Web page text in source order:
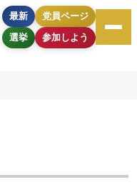
最新
選挙
党員ページ
参加しよう